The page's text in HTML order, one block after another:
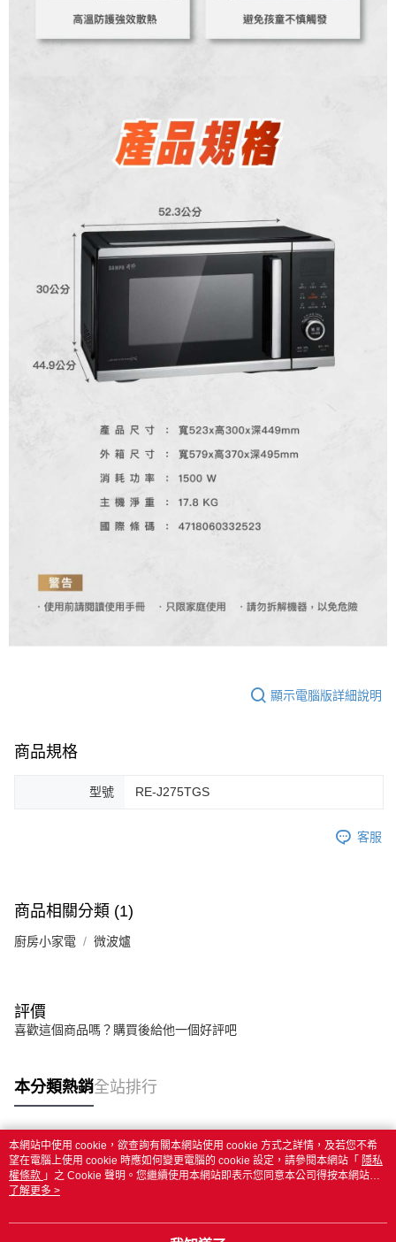
顯示電腦版詳細說明
商品規格
型號 RE-J275TGS
客服
商品相關分類 (1)
廚房小家電 微波爐
評價
喜歡這個商品嗎？購買後給他一個好評吧
本分類熱銷全站排行
熱門標籤
本網站中使用 cookie，欲查詢有關本網站使用 cookie 方式之詳情，及若您不希
望在電腦上使用 cookie 時應如何變更電腦的 cookie 設定，請參閱本網站「 隱私
權條款 」之 Cookie 聲明。您繼續使用本網站即表示您同意本公司得按本網站使
用條款之 Cookie 聲明使用 cookie。
了解更多 >